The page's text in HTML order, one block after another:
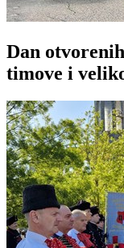
Dan
timove i